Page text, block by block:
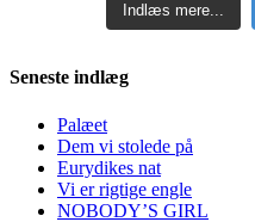
Indlæs mere...
Seneste indlæg
Palæet
Dem vi stolede på
Eurydikes nat
Vi er rigtige engle
NOBODY’S GIRL